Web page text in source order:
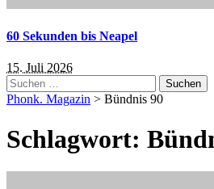
60 Sekunden bis Neapel
15. Juli 2026
Suchen
nach:
Phonk. Magazin > Bündnis 90
Schlagwort: